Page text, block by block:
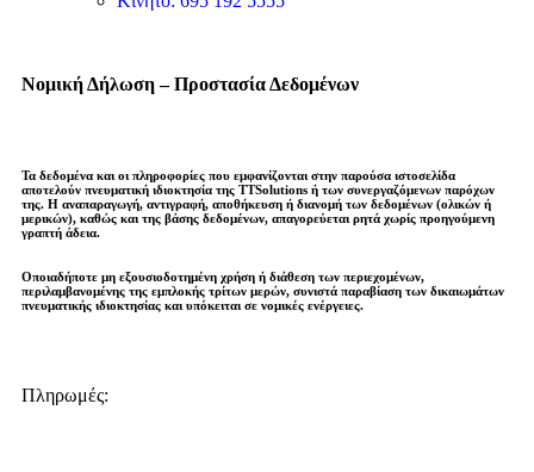
Νομική Δήλωση – Προστασία Δεδομένων
Τα δεδομένα και οι πληροφορίες που εμφανίζονται στην παρούσα ιστοσελίδα
αποτελούν πνευματική ιδιοκτησία της TTSolutions ή των συνεργαζόμενων παρόχων
της. Η αναπαραγωγή, αντιγραφή, αποθήκευση ή διανομή των δεδομένων (ολικών ή
μερικών), καθώς και της βάσης δεδομένων, απαγορεύεται ρητά χωρίς προηγούμενη
γραπτή άδεια.
Οποιαδήποτε μη εξουσιοδοτημένη χρήση ή διάθεση των περιεχομένων,
περιλαμβανομένης της εμπλοκής τρίτων μερών, συνιστά παραβίαση των δικαιωμάτων
πνευματικής ιδιοκτησίας και υπόκειται σε νομικές ενέργειες.
Πληρωμές: